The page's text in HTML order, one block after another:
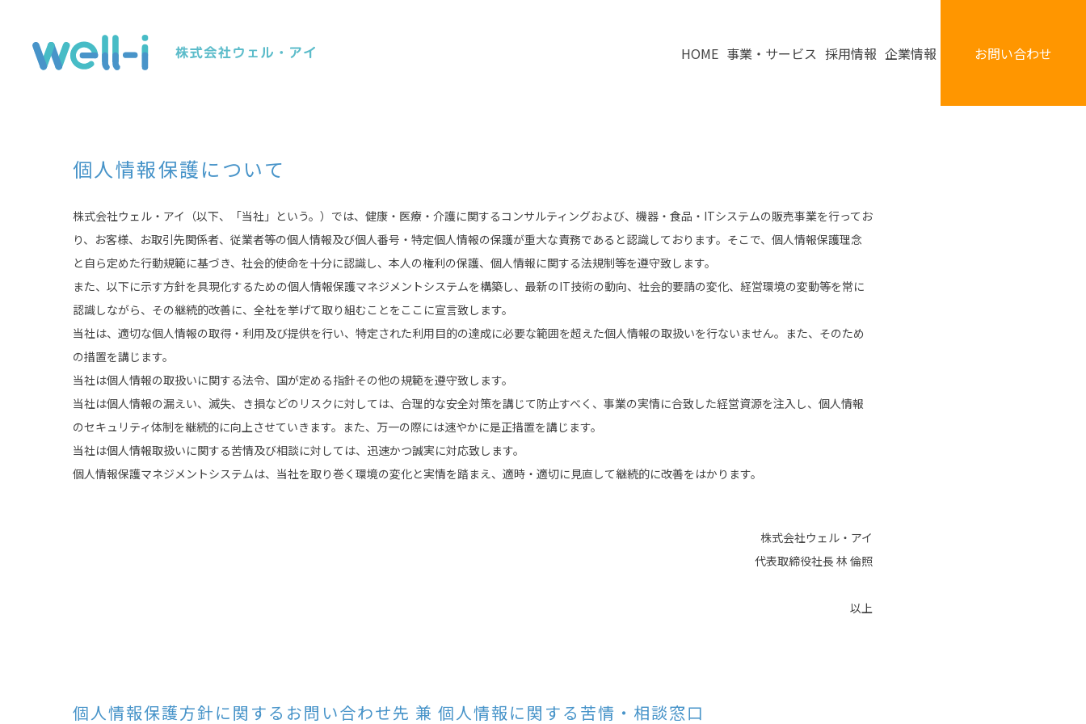
HOME 事業・サービス 採用情報 企業情報 お問い合わせ
個人情報保護について
株式会社ウェル・アイ（以下、「当社」という。）では、健康・医療・介護に関するコンサルティングおよび、機器・食品・ITシステムの販売事業を行ってお
り、お客様、お取引先関係者、従業者等の個人情報及び個人番号・特定個人情報の保護が重大な責務であると認識しております。そこで、個人情報保護理念
と自ら定めた行動規範に基づき、社会的使命を十分に認識し、本人の権利の保護、個人情報に関する法規制等を遵守致します。
また、以下に示す方針を具現化するための個人情報保護マネジメントシステムを構築し、最新のIT技術の動向、社会的要請の変化、経営環境の変動等を常に
認識しながら、その継続的改善に、全社を挙げて取り組むことをここに宣言致します。
当社は、適切な個人情報の取得・利用及び提供を行い、特定された利用目的の達成に必要な範囲を超えた個人情報の取扱いを行ないません。また、そのため
の措置を講じます。
当社は個人情報の取扱いに関する法令、国が定める指針その他の規範を遵守致します。
当社は個人情報の漏えい、滅失、き損などのリスクに対しては、合理的な安全対策を講じて防止すべく、事業の実情に合致した経営資源を注入し、個人情報
のセキュリティ体制を継続的に向上させていきます。また、万一の際には速やかに是正措置を講じます。
当社は個人情報取扱いに関する苦情及び相談に対しては、迅速かつ誠実に対応致します。
個人情報保護マネジメントシステムは、当社を取り巻く環境の変化と実情を踏まえ、適時・適切に見直して継続的に改善をはかります。
株式会社ウェル・アイ
代表取締役社長 林 倫照
以上
個人情報保護方針に関するお問い合わせ先 兼 個人情報に関する苦情・相談窓口